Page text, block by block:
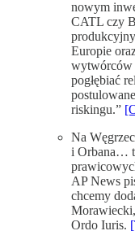
nowym
CATL czy
Europie
wytwórców
pogłębiać
riskingu.”
Na
i Orbana…
AP News
chcemy
Ordo Iuris.